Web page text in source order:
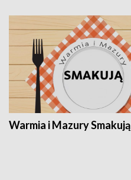
Warmia i Mazury Smakują